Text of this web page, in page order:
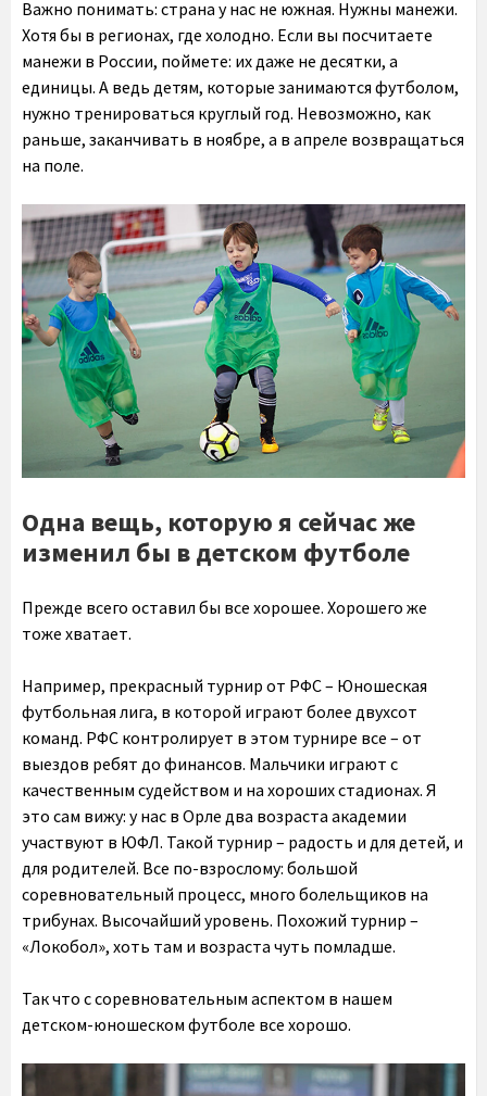
Важно понимать: страна у нас не южная. Нужны манежи.
Хотя бы в регионах, где холодно. Если вы посчитаете
манежи в России, поймете: их даже не десятки, а
единицы. А ведь детям, которые занимаются футболом,
нужно тренироваться круглый год. Невозможно, как
раньше, заканчивать в ноябре, а в апреле возвращаться
на поле.
Одна вещь, которую я сейчас же
изменил бы в детском футболе
Прежде всего оставил бы все хорошее. Хорошего же
тоже хватает.
Например, прекрасный турнир от РФС – Юношеская
футбольная лига, в которой играют более двухсот
команд. РФС контролирует в этом турнире все – от
выездов ребят до финансов. Мальчики играют с
качественным судейством и на хороших стадионах. Я
это сам вижу: у нас в Орле два возраста академии
участвуют в ЮФЛ. Такой турнир – радость и для детей, и
для родителей. Все по-взрослому: большой
соревновательный процесс, много болельщиков на
трибунах. Высочайший уровень. Похожий турнир –
«Локобол», хоть там и возраста чуть помладше.
Так что с соревновательным аспектом в нашем
детском-юношеском футболе все хорошо.